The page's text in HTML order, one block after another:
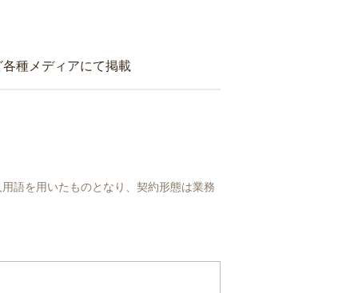
種メディアにて掲載
語を用いたものとなり、契約形態は業務